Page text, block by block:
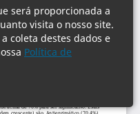
será proporcionada a
visita o nosso site.
coleta destes dados e
Política de